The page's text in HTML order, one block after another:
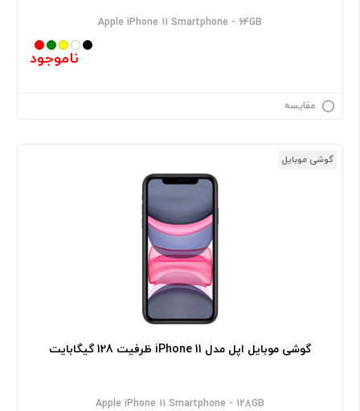
Apple iPhone 11 Smartphone - 64GB
ناموجود
مقایسه
گوشی موبایل
گوشی موبایل اپل مدل iPhone 11 ظرفیت 128 گیگابایت
Apple iPhone 11 Smartphone - 128GB